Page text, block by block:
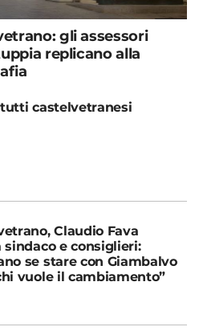
gli assessori
replicano alla
castelvetranesi
Claudio Fava
sindaco e consiglieri:
se stare con Giambalvo
vuole il cambiamento”